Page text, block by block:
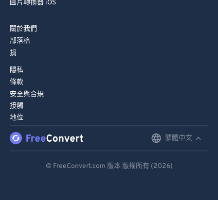
圖片轉換器 iOS
關於我們
部落格
捐
隱私
條款
安全與合規
接觸
地位
繁體中文
© FreeConvert.com 版本 版權所有 (2026)